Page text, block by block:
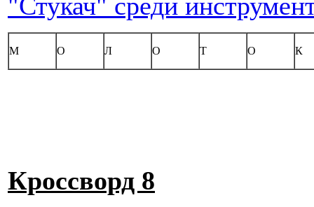
М О Л О Т О К
Кроссворд 8